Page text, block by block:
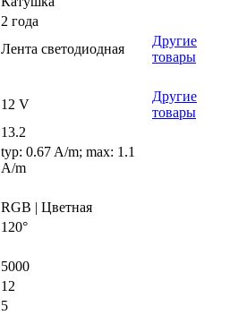
2 года
Лента светодиодная
Другие
товары
12 V
Другие
товары
13.2
typ: 0.67 A/m; max: 1.1
A/m
RGB | Цветная
120°
5000
12
5